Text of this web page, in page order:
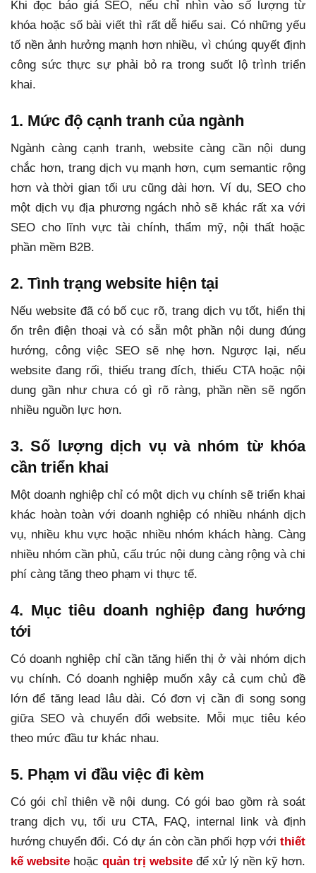
Khi đọc báo giá SEO, nếu chỉ nhìn vào số lượng từ
khóa hoặc số bài viết thì rất dễ hiểu sai. Có những yếu
tố nền ảnh hưởng mạnh hơn nhiều, vì chúng quyết định
công sức thực sự phải bỏ ra trong suốt lộ trình triển
khai.
1. Mức độ cạnh tranh của ngành
Ngành càng cạnh tranh, website càng cần nội dung
chắc hơn, trang dịch vụ mạnh hơn, cụm semantic rộng
hơn và thời gian tối ưu cũng dài hơn. Ví dụ, SEO cho
một dịch vụ địa phương ngách nhỏ sẽ khác rất xa với
SEO cho lĩnh vực tài chính, thẩm mỹ, nội thất hoặc
phần mềm B2B.
2. Tình trạng website hiện tại
Nếu website đã có bố cục rõ, trang dịch vụ tốt, hiển thị
ổn trên điện thoại và có sẵn một phần nội dung đúng
hướng, công việc SEO sẽ nhẹ hơn. Ngược lại, nếu
website đang rối, thiếu trang đích, thiếu CTA hoặc nội
dung gần như chưa có gì rõ ràng, phần nền sẽ ngốn
nhiều nguồn lực hơn.
3. Số lượng dịch vụ và nhóm từ khóa
cần triển khai
Một doanh nghiệp chỉ có một dịch vụ chính sẽ triển khai
khác hoàn toàn với doanh nghiệp có nhiều nhánh dịch
vụ, nhiều khu vực hoặc nhiều nhóm khách hàng. Càng
nhiều nhóm cần phủ, cấu trúc nội dung càng rộng và chi
phí càng tăng theo phạm vi thực tế.
4. Mục tiêu doanh nghiệp đang hướng
tới
Có doanh nghiệp chỉ cần tăng hiển thị ở vài nhóm dịch
vụ chính. Có doanh nghiệp muốn xây cả cụm chủ đề
lớn để tăng lead lâu dài. Có đơn vị cần đi song song
giữa SEO và chuyển đổi website. Mỗi mục tiêu kéo
theo mức đầu tư khác nhau.
5. Phạm vi đầu việc đi kèm
Có gói chỉ thiên về nội dung. Có gói bao gồm rà soát
trang dịch vụ, tối ưu CTA, FAQ, internal link và định
hướng chuyển đổi. Có dự án còn cần phối hợp với thiết
kế website hoặc quản trị website để xử lý nền kỹ hơn.